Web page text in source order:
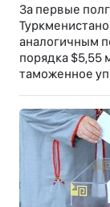
За первые
аналогичным
порядка $5,55
таможенное